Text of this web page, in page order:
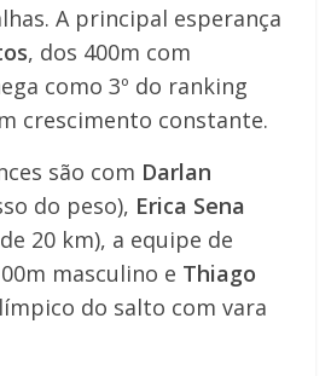
A principal esperança
, dos 400m com
como 3º do ranking
crescimento constante.
são com Darlan
do peso), Erica Sena
20 km), a equipe de
masculino e Thiago
do salto com vara